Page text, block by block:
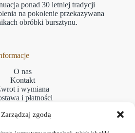
Zarządzaj zgodą
ponad 30 letniej tradycji
na pokolenie przekazywana
obróbki bursztynu.
O nas
Kontakt
i wymiana
i płatności
Regulamin